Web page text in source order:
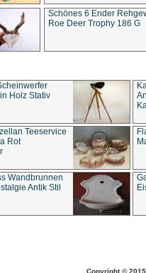
Schönes 6 Ender
Roe Deer Trophy 186 G
Holz Stativ
Teeservice
Rot
Wandbrunnen
Antik Stil
Copyright ©